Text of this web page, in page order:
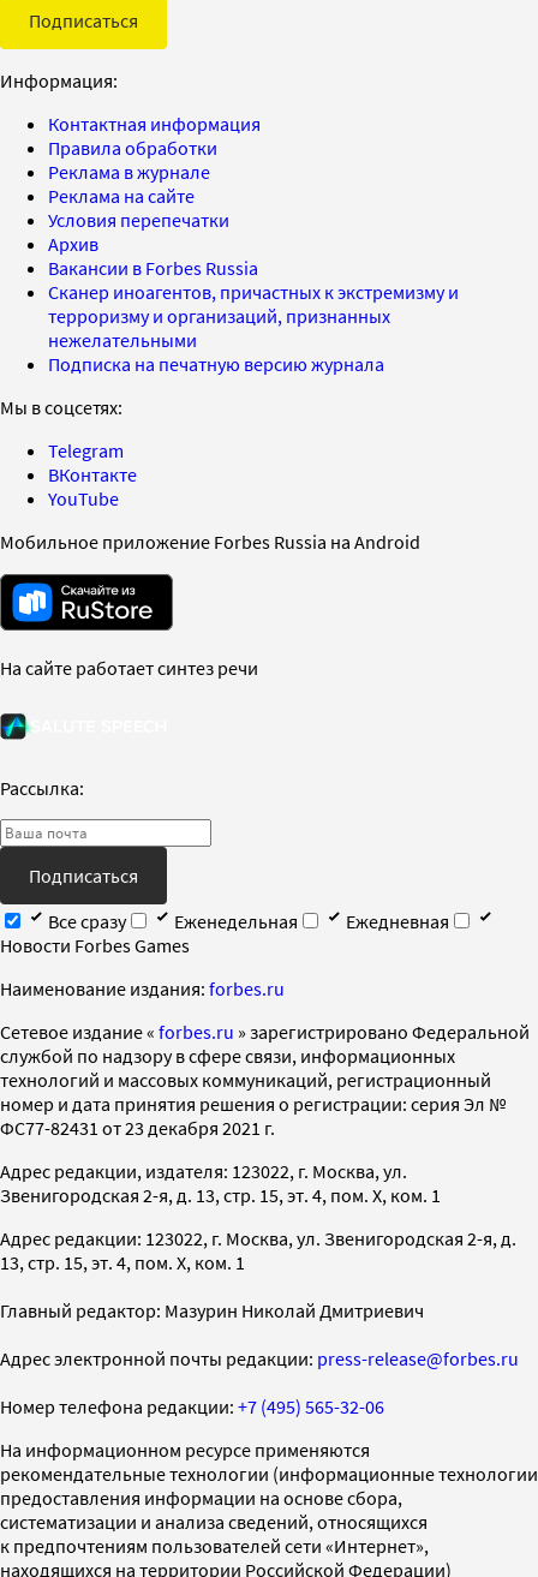
Подписаться
Информация:
Контактная информация
Правила обработки
Реклама в журнале
Реклама на сайте
Условия перепечатки
Архив
Вакансии в Forbes Russia
Сканер иноагентов, причастных к экстремизму и
терроризму и организаций, признанных
нежелательными
Подписка на печатную версию журнала
Мы в соцсетях:
Telegram
ВКонтакте
YouTube
Мобильное приложение Forbes Russia на Android
На сайте работает синтез речи
Рассылка:
Подписаться
Все сразу
Еженедельная
Ежедневная
Новости Forbes Games
Наименование издания: forbes.ru
Cетевое издание « forbes.ru » зарегистрировано Федеральной
службой по надзору в сфере связи, информационных
технологий и массовых коммуникаций, регистрационный
номер и дата принятия решения о регистрации: серия Эл №
ФС77-82431 от 23 декабря 2021 г.
Адрес редакции, издателя: 123022, г. Москва, ул.
Звенигородская 2-я, д. 13, стр. 15, эт. 4, пом. X, ком. 1
Адрес редакции: 123022, г. Москва, ул. Звенигородская 2-я, д.
13, стр. 15, эт. 4, пом. X, ком. 1
Главный редактор: Мазурин Николай Дмитриевич
Адрес электронной почты редакции: press-release@forbes.ru
Номер телефона редакции: +7 (495) 565-32-06
На информационном ресурсе применяются
рекомендательные технологии (информационные технологии
предоставления информации на основе сбора,
систематизации и анализа сведений, относящихся
к предпочтениям пользователей сети «Интернет»,
находящихся на территории Российской Федерации)